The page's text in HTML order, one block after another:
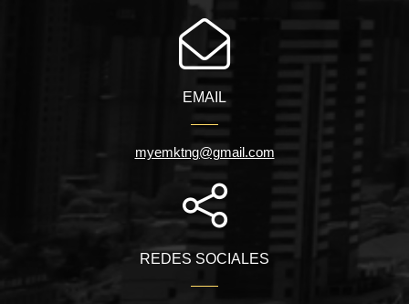
EMAIL
myemktng@gmail.com
REDES SOCIALES